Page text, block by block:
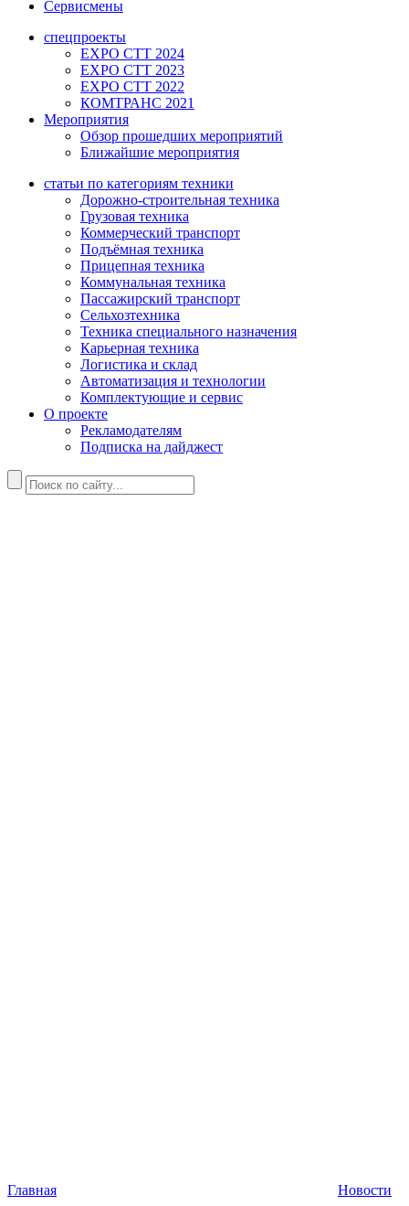
Сервисмены
спецпроекты
EXPO CTT 2024
EXPO CTT 2023
EXPO CTT 2022
КОМТРАНС 2021
Мероприятия
Обзор прошедших мероприятий
Ближайшие мероприятия
статьи по категориям техники
Дорожно-строительная техника
Грузовая техника
Коммерческий транспорт
Подъёмная техника
Прицепная техника
Коммунальная техника
Пассажирский транспорт
Сельхозтехника
Техника специального назначения
Карьерная техника
Логистика и склад
Автоматизация и технологии
Комплектующие и сервис
О проекте
Рекламодателям
Подписка на дайджест
Главная Новости